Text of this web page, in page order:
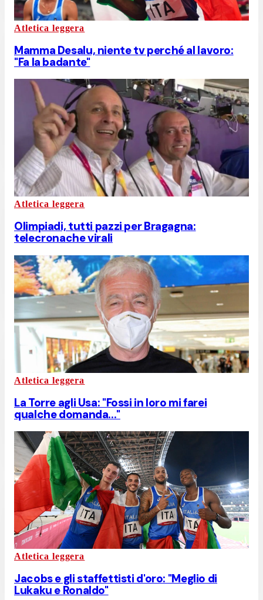
Atletica leggera
Mamma Desalu, niente tv perché al lavoro:
"Fa la badante"
Atletica leggera
Olimpiadi, tutti pazzi per Bragagna:
telecronache virali
Atletica leggera
La Torre agli Usa: "Fossi in loro mi farei
qualche domanda..."
Atletica leggera
Jacobs e gli staffettisti d'oro: "Meglio di
Lukaku e Ronaldo"